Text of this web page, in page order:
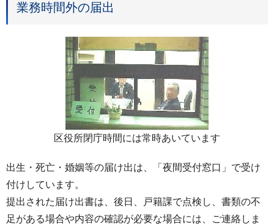
業務時間外の届出
区役所閉庁時間には常時あいています
出生・死亡・婚姻等の届け出は、「夜間受付窓口」で受け
付けしています。
提出された届け出書は、後日、戸籍課で点検し、書類の不
足がある場合や内容の確認が必要な場合には、ご連絡しま